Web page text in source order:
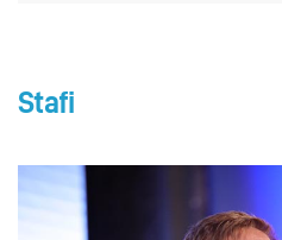
Stafi